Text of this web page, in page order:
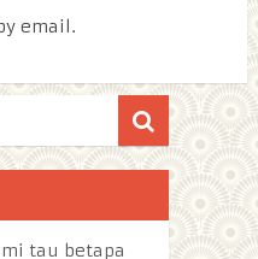
email.
tau betapa